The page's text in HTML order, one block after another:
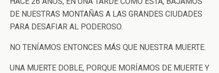
DE NUESTRAS MONTAÑAS A LAS GRANDES CIUDADES
PARA DESAFIAR AL PODEROSO.
NO TENÍAMOS ENTONCES MÁS QUE NUESTRA MUERTE.
UNA MUERTE DOBLE, PORQUE MORÍAMOS DE MUERTE Y